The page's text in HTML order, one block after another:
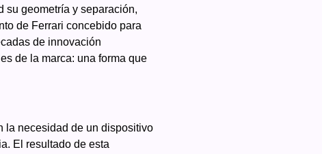
su geometría y separación,
de Ferrari concebido para
de innovación
de la marca: una forma que
la necesidad de un dispositivo
El resultado de esta